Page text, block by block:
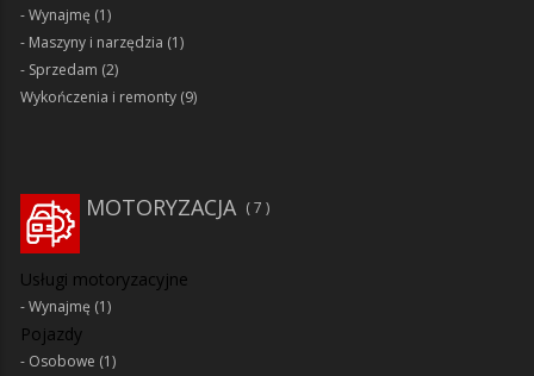
Wynajmę (1)
Maszyny i narzędzia (1)
Sprzedam (2)
Wykończenia i remonty (9)
MOTORYZACJA 7
Usługi motoryzacyjne
Wynajmę (1)
Pojazdy
Osobowe (1)